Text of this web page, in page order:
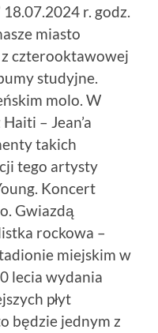
r. godz.
miasto
czterooktawowej
studyjne.
molo. W
– Jean’a
takich
tego artysty
Koncert
Gwiazdą
rockowa –
miejskim w
lecia wydania
płyt
będzie jednym z